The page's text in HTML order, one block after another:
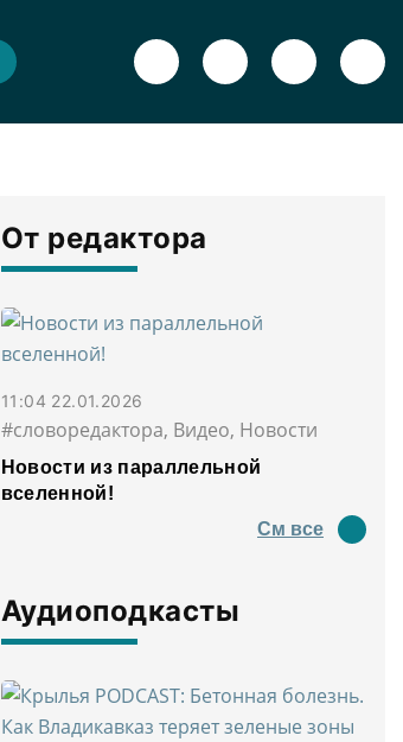
От редактора
11:04 22.01.2026
#словоредактора, Видео, Новости
Новости из параллельной
вселенной!
См все
Аудиоподкасты